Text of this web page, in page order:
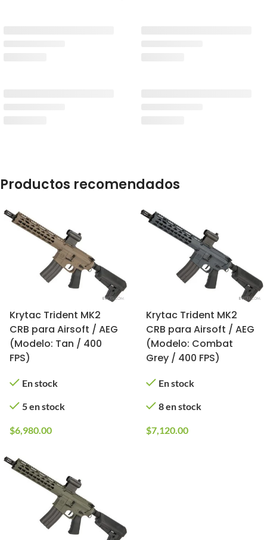
Productos recomendados
Krytac Trident MK2
CRB para Airsoft / AEG
(Modelo: Tan / 400
FPS)
En stock
5 en stock
$6,980.00
Krytac Trident MK2
CRB para Airsoft / AEG
(Modelo: Combat
Grey / 400 FPS)
En stock
8 en stock
$7,120.00